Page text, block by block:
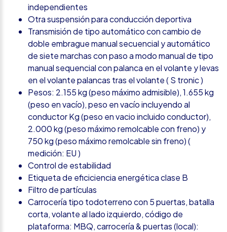
independientes
Otra suspensión para conducción deportiva
Transmisión de tipo automático con cambio de
doble embrague manual secuencial y automático
de siete marchas con paso a modo manual de tipo
manual sequencial con palanca en el volante y levas
en el volante palancas tras el volante ( S tronic )
Pesos: 2.155 kg (peso máximo admisible), 1.655 kg
(peso en vacío), peso en vacío incluyendo al
conductor Kg (peso en vacio incluido conductor),
2.000 kg (peso máximo remolcable con freno) y
750 kg (peso máximo remolcable sin freno) (
medición: EU )
Control de estabilidad
Etiqueta de eficiciencia energética clase B
Filtro de partículas
Carrocería tipo todoterreno con 5 puertas, batalla
corta, volante al lado izquierdo, código de
plataforma: MBQ, carrocería & puertas (local):